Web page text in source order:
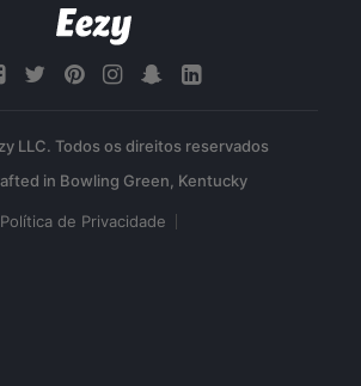
LLC. Todos os direitos reservados
Política de Privacidade